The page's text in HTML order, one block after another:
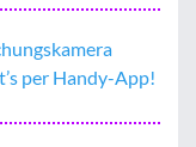
per Handy-App!